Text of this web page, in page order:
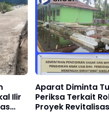
Ilir
Aparat Diminta
Periksa Terkait
Proyek